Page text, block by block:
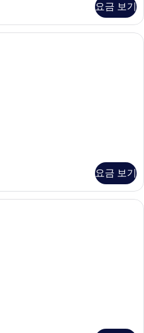
요금 보기
저자극성 침구, 객실 내 금고, 책상, 방
요금 보기
저자극성 침구, 객실 내 금고, 책상, 방